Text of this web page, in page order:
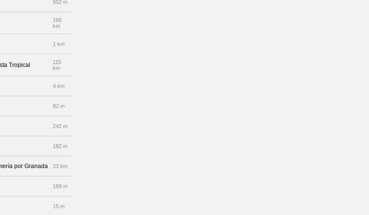
552 m
165
km
1 km
Tropical
115
km
4 km
82 m
242 m
182 m
por Granada 23 km
169 m
15 m